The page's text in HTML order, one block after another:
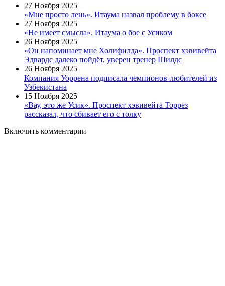
27 Ноября 2025
«Мне просто лень». Итаума назвал проблему в боксе
27 Ноября 2025
«Не имеет смысла». Итаума о бое с Усиком
26 Ноября 2025
«Он напоминает мне Холифилда». Проспект хэвивейта
Эдвардс далеко пойдёт, уверен тренер Шилдс
26 Ноября 2025
Компания Уоррена подписала чемпионов-любителей из
Узбекистана
15 Ноября 2025
«Вау, это же Усик». Проспект хэвивейта Торрез
рассказал, что сбивает его с толку
Включить комментарии